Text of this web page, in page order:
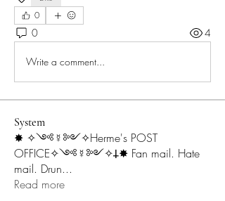
0
0 4
Write a comment...
System
✸ ✧༺☿༻✧Herme's POST
OFFICE✧༺☿༻✧𐕣✸ Fan mail. Hate
mail. Drun...
Read more